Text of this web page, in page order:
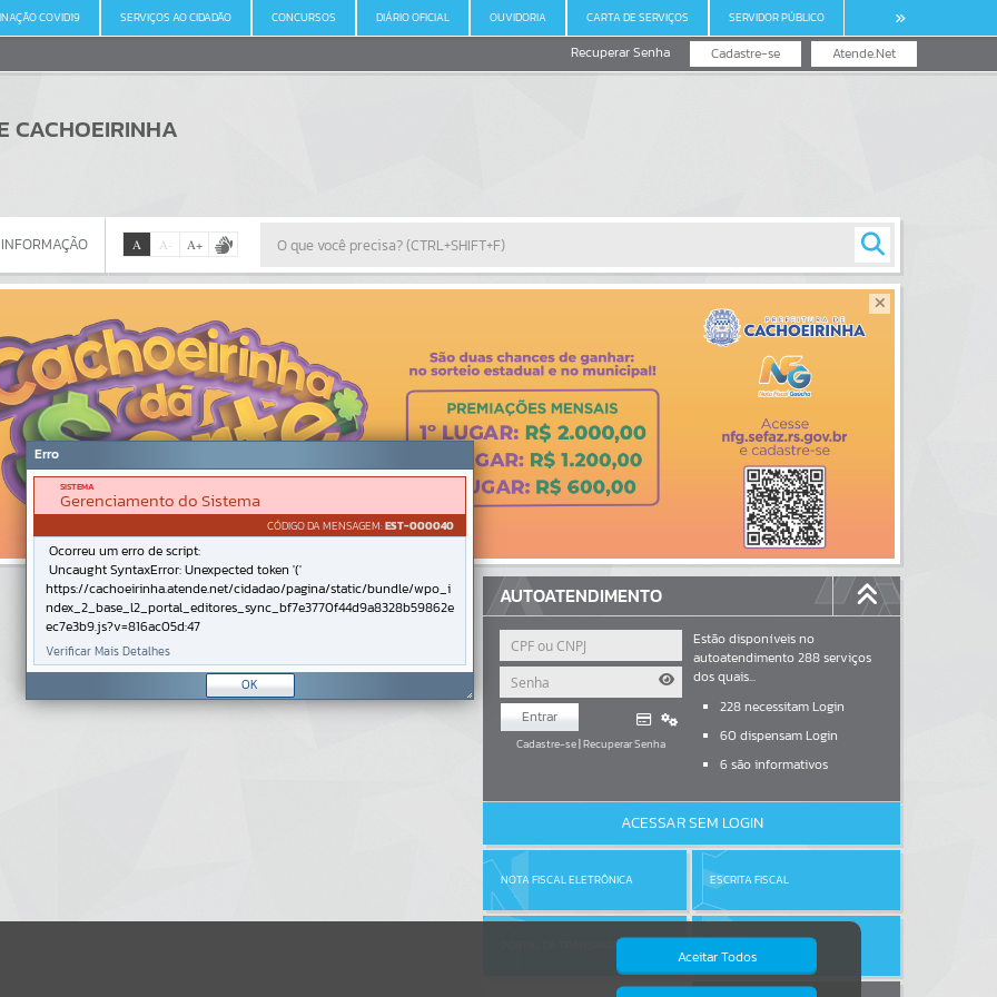
COVID19 SERVIÇOS AO CIDADÃO CONCURSOS DIÁRIO OFICIAL OUVIDORIA CARTA DE SERVIÇOS SERVIDOR PÚBLICO
Atende.Net
Cadastre-se
Recuperar Senha
CACHOEIRINHA
Por favor, aguarde...
A A- A+
AUTOATENDIMENTO
Entrar
Cadastre-se|Recuperar Senha
Estão disponíveis no
autoatendimento288serviços
dos quais...
228 necessitam Login
60 dispensam Login
6são informativos
ACESSAR SEM LOGIN
NOTA FISCAL ELETRÔNICA ESCRITA FISCAL
PORTAL DA TRANSPARÊNCIA
Aceitar Todos
Erro
SISTEMA
Gerenciamento do Sistema
CÓDIGO DA MENSAGEM:EST-000040
Ocorreu um erro de script:
Uncaught SyntaxError: Unexpected token '('
https://cachoeirinha.atende.net/cidadao/pagina/static/bundle/wpo_i
ndex_2_base_l2_portal_editores_sync_bf7e3770f44d9a8328b59862e
ec7e3b9.js?v=816ac05d:47
Verificar Mais Detalhes
OK